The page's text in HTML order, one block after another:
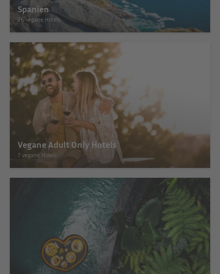
Spanien
26 vegane Hotels
Vegane Adult Only Hotels
7 vegane Hotels